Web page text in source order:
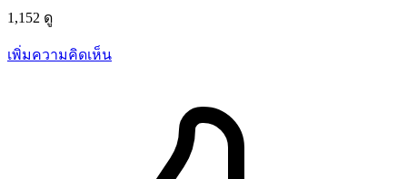
1,152 ดู
เพิ่มความคิดเห็น